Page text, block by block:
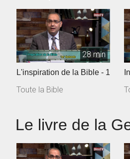
28 min
L'inspiration de la Bible - 1
Toute la Bible
Le livre de la